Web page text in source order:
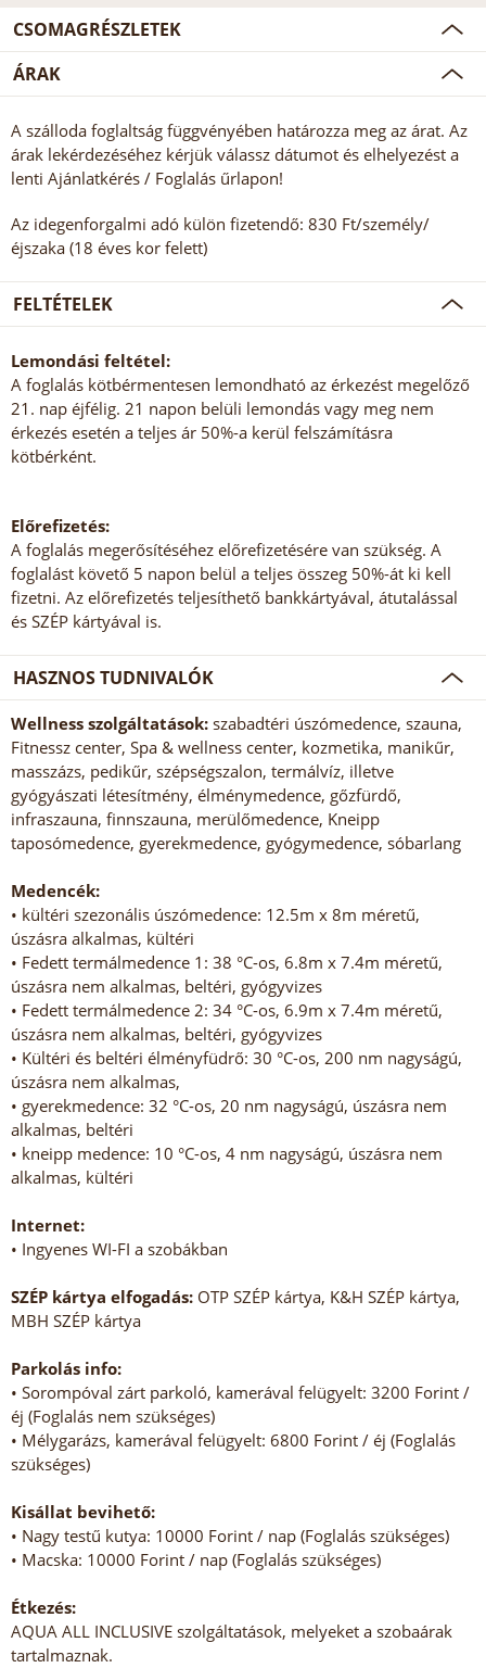
CSOMAGRÉSZLETEK
ÁRAK
A szálloda foglaltság függvényében határozza meg az árat. Az
árak lekérdezéséhez kérjük válassz dátumot és elhelyezést a
lenti Ajánlatkérés / Foglalás űrlapon!
Az idegenforgalmi adó külön fizetendő: 830 Ft/személy/
éjszaka (18 éves kor felett)
FELTÉTELEK
Lemondási feltétel:
A foglalás kötbérmentesen lemondható az érkezést megelőző
21. nap éjfélig. 21 napon belüli lemondás vagy meg nem
érkezés esetén a teljes ár 50%-a kerül felszámításra
kötbérként.
Előrefizetés:
A foglalás megerősítéséhez előrefizetésére van szükség. A
foglalást követő 5 napon belül a teljes összeg 50%-át ki kell
fizetni. Az előrefizetés teljesíthető bankkártyával, átutalással
és SZÉP kártyával is.
HASZNOS TUDNIVALÓK
Wellness szolgáltatások: szabadtéri úszómedence, szauna,
Fitnessz center, Spa & wellness center, kozmetika, manikűr,
masszázs, pedikűr, szépségszalon, termálvíz, illetve
gyógyászati létesítmény, élménymedence, gőzfürdő,
infraszauna, finnszauna, merülőmedence, Kneipp
taposómedence, gyerekmedence, gyógymedence, sóbarlang
Medencék:
• kültéri szezonális úszómedence: 12.5m x 8m méretű,
úszásra alkalmas, kültéri
• Fedett termálmedence 1: 38 °C-os, 6.8m x 7.4m méretű,
úszásra nem alkalmas, beltéri, gyógyvizes
• Fedett termálmedence 2: 34 °C-os, 6.9m x 7.4m méretű,
úszásra nem alkalmas, beltéri, gyógyvizes
• Kültéri és beltéri élményfüdrő: 30 °C-os, 200 nm nagyságú,
úszásra nem alkalmas,
• gyerekmedence: 32 °C-os, 20 nm nagyságú, úszásra nem
alkalmas, beltéri
• kneipp medence: 10 °C-os, 4 nm nagyságú, úszásra nem
alkalmas, kültéri
Internet:
• Ingyenes WI-FI a szobákban
SZÉP kártya elfogadás: OTP SZÉP kártya, K&H SZÉP kártya,
MBH SZÉP kártya
Parkolás info:
• Sorompóval zárt parkoló, kamerával felügyelt: 3200 Forint /
éj (Foglalás nem szükséges)
• Mélygarázs, kamerával felügyelt: 6800 Forint / éj (Foglalás
szükséges)
Kisállat bevihető:
• Nagy testű kutya: 10000 Forint / nap (Foglalás szükséges)
• Macska: 10000 Forint / nap (Foglalás szükséges)
Étkezés:
AQUA ALL INCLUSIVE szolgáltatások, melyeket a szobaárak
tartalmaznak.